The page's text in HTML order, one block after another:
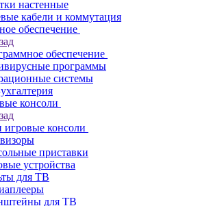
настенные
кабели и коммутация
обеспечение
обеспечение
программы
системы
консоли
консоли
приставки
устройства
для ТВ
для ТВ